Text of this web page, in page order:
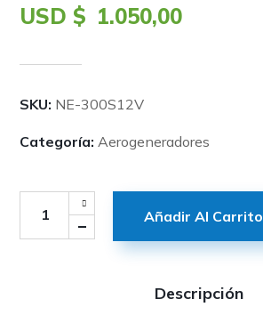
USD $ 1.050,00
SKU: NE-300S12V
Categoría: Aerogeneradores
Añadir Al Carrito
Descripción